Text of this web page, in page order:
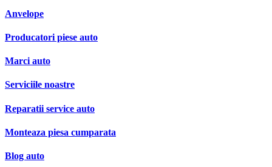
Anvelope
Producatori piese auto
Marci auto
Serviciile noastre
Reparatii service auto
Monteaza piesa cumparata
Blog auto